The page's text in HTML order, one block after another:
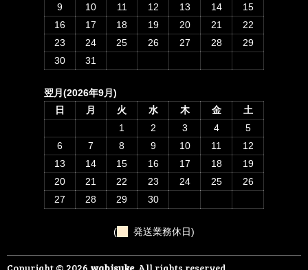
9
10 11 12 13 14
15
16
17 18 19 20 21
22
23
24 25 26 27 28
29
30
31
翌月(2026年9月)
日
月 火 水 木 金
土
1
2 3 4
5
6
7 8 9 10 11
12
13
14 15 16 17 18
19
20
21 22 23 24 25
26
27
28 29 30
( 発送業務休日)
Copyright © 2026 wabisuke, All rights reserved.